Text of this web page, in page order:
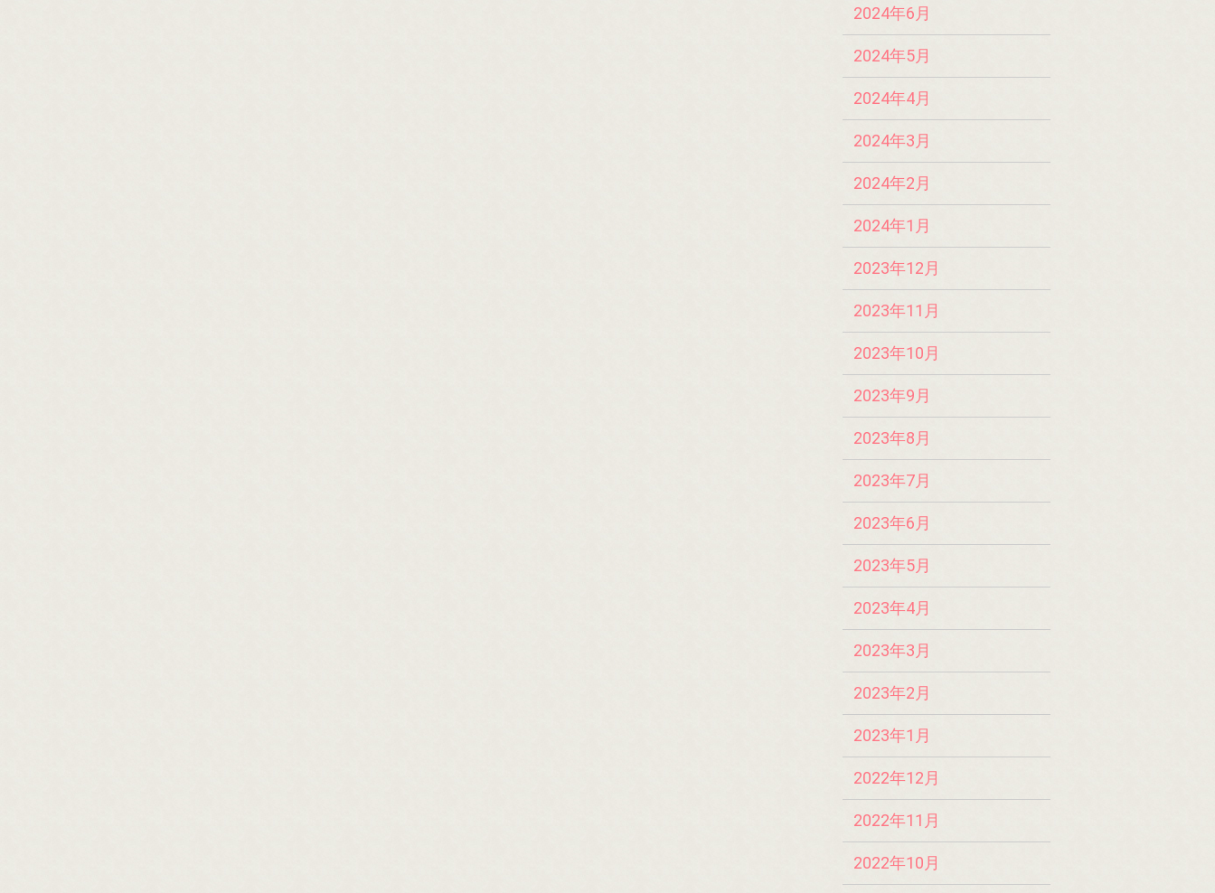
2024年6月
2024年5月
2024年4月
2024年3月
2024年2月
2024年1月
2023年12月
2023年11月
2023年10月
2023年9月
2023年8月
2023年7月
2023年6月
2023年5月
2023年4月
2023年3月
2023年2月
2023年1月
2022年12月
2022年11月
2022年10月